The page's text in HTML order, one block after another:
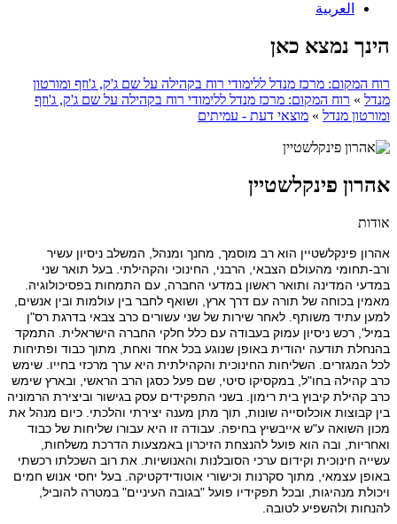
العربية
הינך נמצא כאן
רוח המקום: מרכז מנדל ללימודי רוח בקהילה על שם ג'ק, ג'וזף ומורטון
מנדל » רוח המקום: מרכז מנדל ללימודי רוח בקהילה על שם ג'ק, ג'וזף
ומורטון מנדל » מוצאי דעת - עמיתים
אהרון פינקלשטיין
אודות
אהרון פינקלשטיין הוא רב מוסמך, מחנך ומנהל, המשלב ניסיון עשיר
ורב-תחומי מהעולם הצבאי, הרבני, החינוכי והקהילתי. בעל תואר שני
במדעי המדינה ותואר ראשון במדעי החברה, עם התמחות בפסיכולוגיה.
מאמין בכוחה של תורה עם דרך ארץ, ושואף לחבר בין עולמות ובין אנשים,
למען עתיד משותף לאחר שירות של שני עשורים כרב צבאי בדרגת רס"ן
במיל', רכש ניסיון עמוק בעבודה עם כלל חלקי החברה הישראלית. התמקד
בהנחלת תודעה יהודית באופן שנוגע בכל אחד ואחת, מתוך כבוד ופתיחות
לכל המגזרים
השליחות החינוכית והקהילתית היא ערך מרכזי בחייו. שימש
כרב קהילה בחו"ל, במקסיקו סיטי, שם פעל כסגן הרב הראשי, ובארץ שימש
כרב קהילת קיבוץ בית רימון. בשני התפקידים עסק בגישור וביצירת הרמוניה
בין קבוצות אוכלוסייה שונות, תוך מתן מענה יצירתי והלכתי כיום מנהל את
מכון השואה ע"ש אייבשיץ בחיפה עבודה זו היא עבורו שליחות של כבוד
ואחריות, ובה הוא פועל להנצחת הזיכרון באמצעות הדרכת משלחות,
עשייה חינוכית וקידום ערכי הסובלנות והאנושיות. את רוב השכלתו רכשתי
באופן עצמאי, מתוך סקרנות וכישורי אוטודידקטיקה בעל יחסי אנוש חמים
ויכולת מנהיגות, ובכל תפקידיו פועל "בגובה העיניים" במטרה להוביל,
להנחות ולהשפיע לטובה